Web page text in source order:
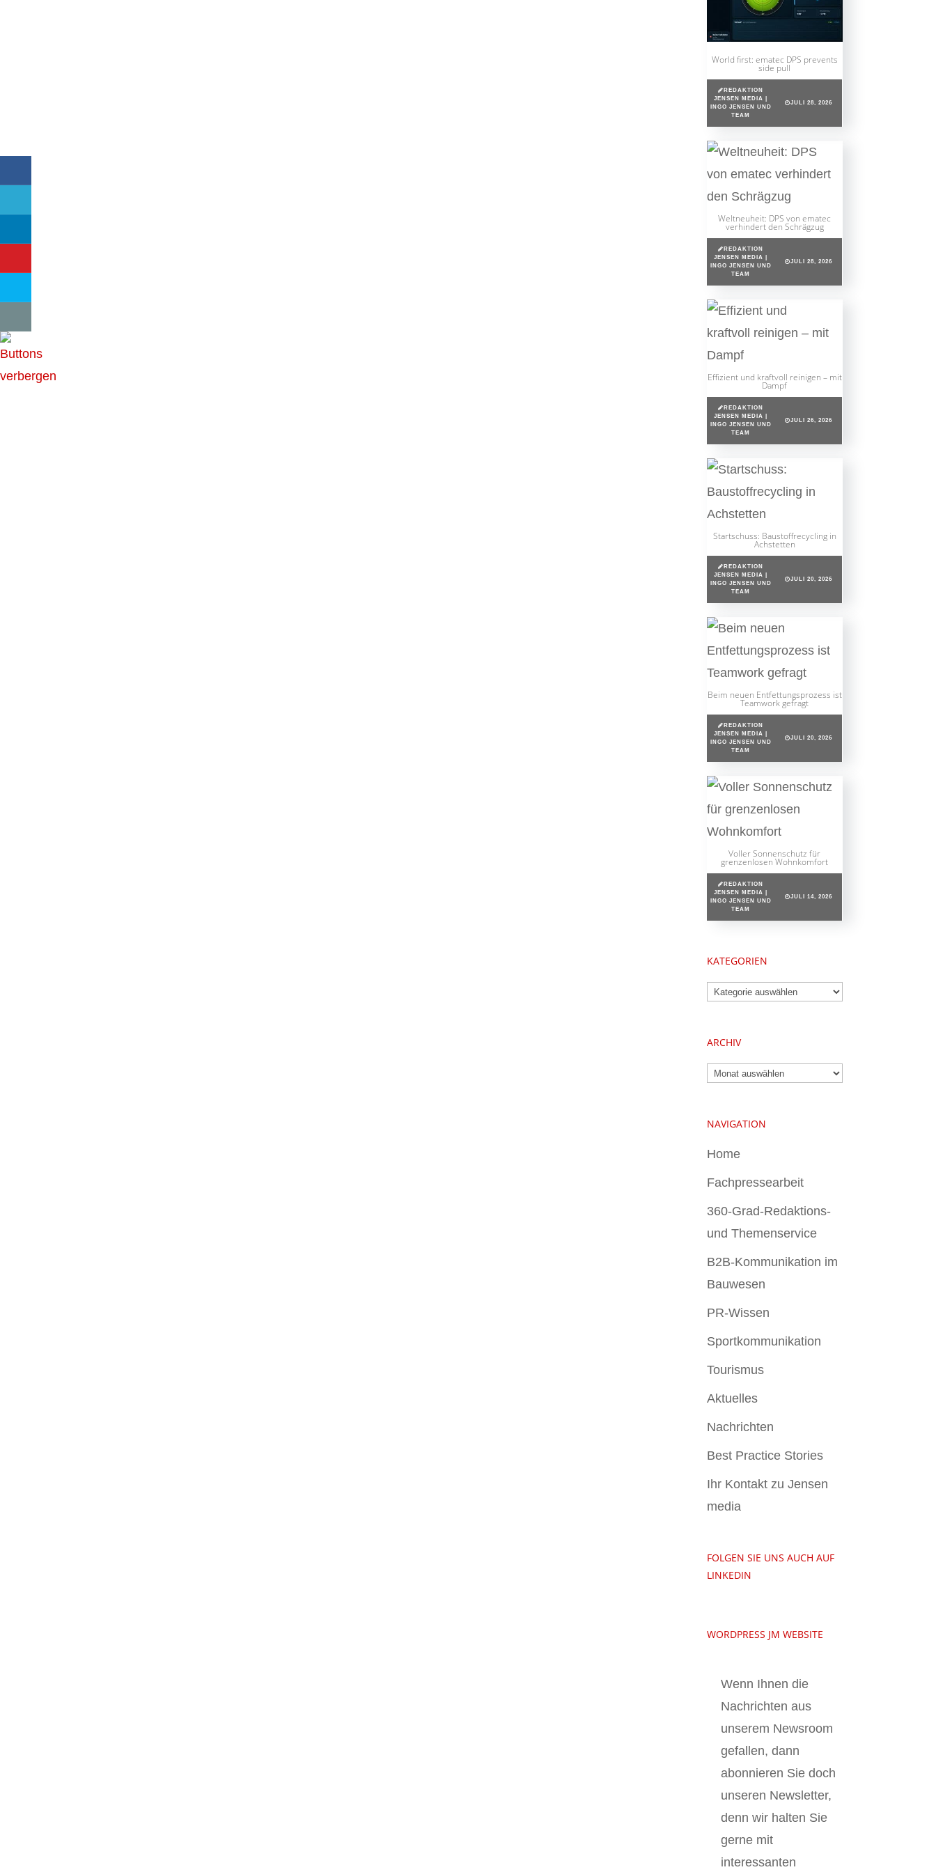
World first: ematec DPS prevents
side pull
REDAKTION
JENSEN MEDIA |
INGO JENSEN UND
TEAM
JULI 28, 2026
Weltneuheit: DPS von ematec
verhindert den Schrägzug
REDAKTION
JENSEN MEDIA |
INGO JENSEN UND
TEAM
JULI 28, 2026
Effizient und kraftvoll reinigen – mit
Dampf
REDAKTION
JENSEN MEDIA |
INGO JENSEN UND
TEAM
JULI 26, 2026
Startschuss: Baustoffrecycling in
Achstetten
REDAKTION
JENSEN MEDIA |
INGO JENSEN UND
TEAM
JULI 20, 2026
Beim neuen Entfettungsprozess ist
Teamwork gefragt
REDAKTION
JENSEN MEDIA |
INGO JENSEN UND
TEAM
JULI 20, 2026
Voller Sonnenschutz für
grenzenlosen Wohnkomfort
REDAKTION
JENSEN MEDIA |
INGO JENSEN UND
TEAM
JULI 14, 2026
KATEGORIEN
Kategorien
ARCHIV
Archiv
NAVIGATION
Home
Fachpressearbeit
360-Grad-Redaktions-
und Themenservice
B2B-Kommunikation im
Bauwesen
PR-Wissen
Sportkommunikation
Tourismus
Aktuelles
Nachrichten
Best Practice Stories
Ihr Kontakt zu Jensen
media
FOLGEN SIE UNS AUCH AUF
LINKEDIN
WORDPRESS JM WEBSITE
Wenn Ihnen die
Nachrichten aus
unserem Newsroom
gefallen, dann
abonnieren Sie doch
unseren Newsletter,
denn wir halten Sie
gerne mit
interessanten